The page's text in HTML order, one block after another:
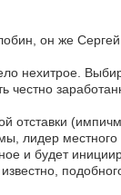
он же
нехитрое.
честно
отставки
лидер
и будет